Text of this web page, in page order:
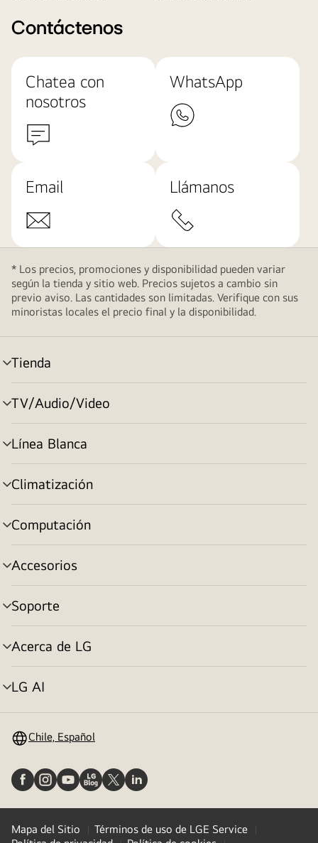
Contáctenos
Chatea con
nosotros
WhatsApp
Email Llámanos
* Los precios, promociones y disponibilidad pueden variar
según la tienda y sitio web. Precios sujetos a cambio sin
previo aviso. Las cantidades son limitadas. Verifique con sus
minoristas locales el precio final y la disponibilidad.
Tienda
cambiar
de
menú
TV/Audio/Video
cambiar
de
menú
Línea Blanca
cambiar
de
menú
Climatización
cambiar
de
menú
Computación
cambiar
de
menú
Accesorios
cambiar
de
menú
Soporte
cambiar
de
menú
Acerca de LG
cambiar
de
menú
LG AI
cambiar
Chile, Español
Mapa del Sitio
Términos de uso de LGE Service